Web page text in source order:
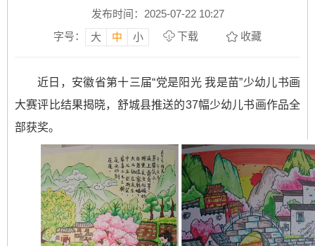
发布时间：2025-07-22 10:27
字号：
大 中 小 下载 收藏
近日，安徽省第十三届“党是阳光 我是苗”少幼儿书画
大赛评比结果揭晓，舒城县推送的37幅少幼儿书画作品全
部获奖。